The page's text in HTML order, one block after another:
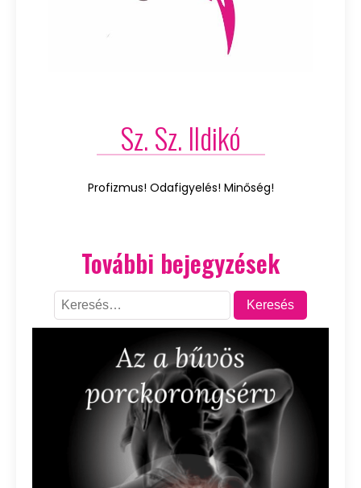
Sz. Sz. Ildikó
Profizmus! Odafigyelés! Minőség!
További bejegyzések
Keresés: